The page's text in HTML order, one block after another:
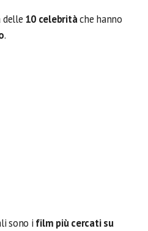
10 celebritàche hanno
.
sono i film più cercati su